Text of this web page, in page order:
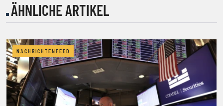
ÄHNLICHE ARTIKEL
NACHRICHTENFEED